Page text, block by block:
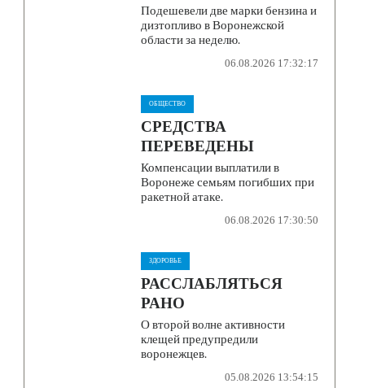
Подешевели две марки бензина и
дизтопливо в Воронежской
области за неделю.
06.08.2026 17:32:17
ОБЩЕСТВО
СРЕДСТВА
ПЕРЕВЕДЕНЫ
Компенсации выплатили в
Воронеже семьям погибших при
ракетной атаке.
06.08.2026 17:30:50
ЗДОРОВЬЕ
РАССЛАБЛЯТЬСЯ
РАНО
О второй волне активности
клещей предупредили
воронежцев.
05.08.2026 13:54:15